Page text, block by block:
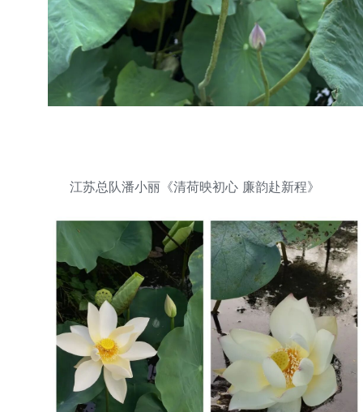
江苏总队潘小丽《清荷映初心 廉韵赴新程》